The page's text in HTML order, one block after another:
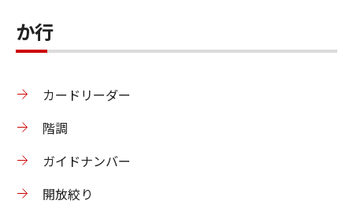
か行
カードリーダー
階調
ガイドナンバー
開放絞り